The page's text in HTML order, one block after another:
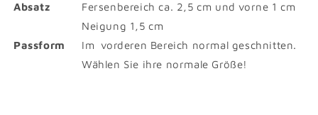
Absatz
Fersenbereich ca. 2,5 cm und vorne 1 cm
Neigung 1,5 cm
Passform
Im vorderen Bereich normal geschnitten.
Wählen Sie ihre normale Größe!